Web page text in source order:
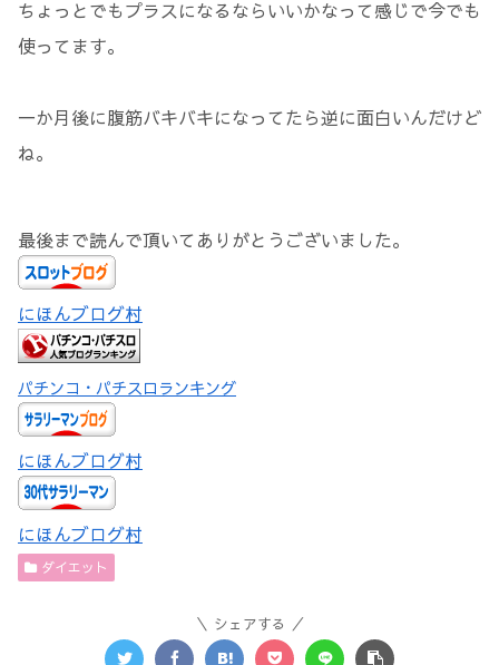
ちょっとでもプラスになるならいいかなって感じで今でも
使ってます。
一か月後に腹筋バキバキになってたら逆に面白いんだけど
ね。
最後まで読んで頂いてありがとうございました。
にほんブログ村
パチンコ・パチスロランキング
にほんブログ村
にほんブログ村
ダイエット
シェアする